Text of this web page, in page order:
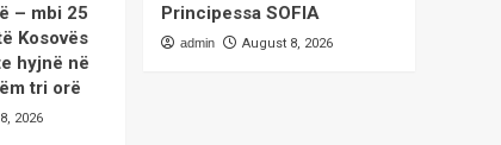
– mbi 25
Kosovës
hyjnë në
tri orë
2026
Principessa SOFIA
admin August 8, 2026